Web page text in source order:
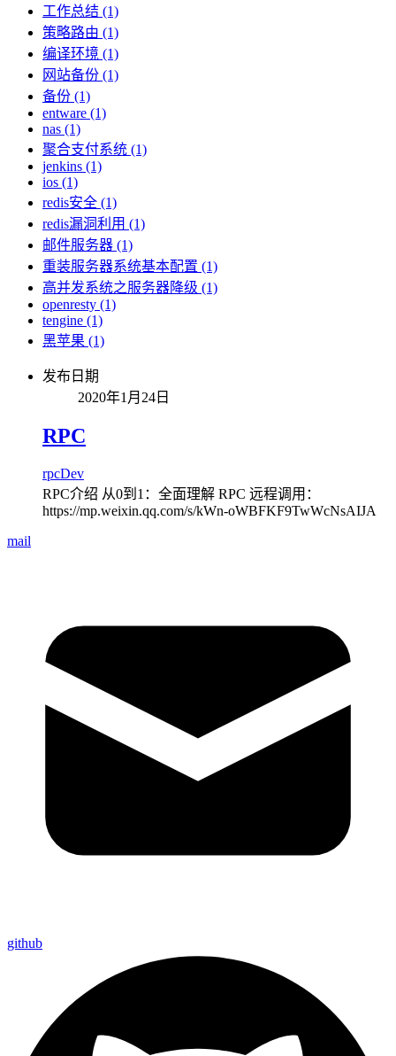
工作总结 (1)
策略路由 (1)
编译环境 (1)
网站备份 (1)
备份 (1)
entware (1)
nas (1)
聚合支付系统 (1)
jenkins (1)
ios (1)
redis安全 (1)
redis漏洞利用 (1)
邮件服务器 (1)
重装服务器系统基本配置 (1)
高并发系统之服务器降级 (1)
openresty (1)
tengine (1)
黑苹果 (1)
发布日期
2020年1月24日
RPC
rpcDev
RPC介绍 从0到1：全面理解 RPC 远程调用：
https://mp.weixin.qq.com/s/kWn-oWBFKF9TwWcNsAIJA
mail
github